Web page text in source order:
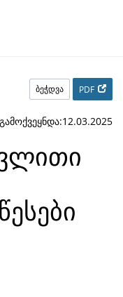
ბეჭდვა PDF